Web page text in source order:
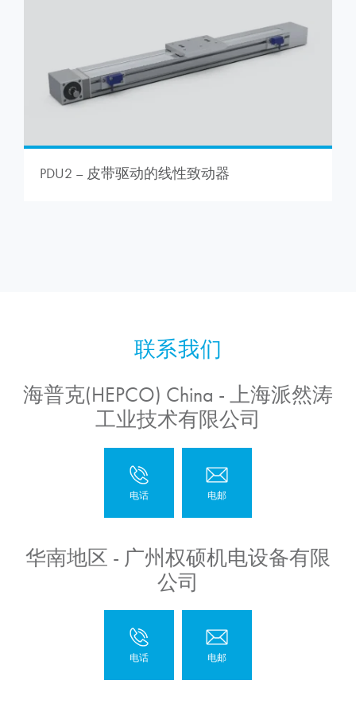
PDU2 – 皮带驱动的线性致动器
海普克(HEPCO) China - 上海派然涛
工业技术有限公司
华南地区 - 广州权硕机电设备有限
公司